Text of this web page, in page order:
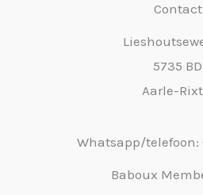
Contact
5735 BD
Aarle-
Whatsapp/telefoon:
Baboux